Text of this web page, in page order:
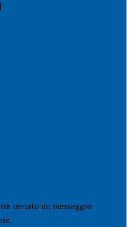
inviato un messaggio